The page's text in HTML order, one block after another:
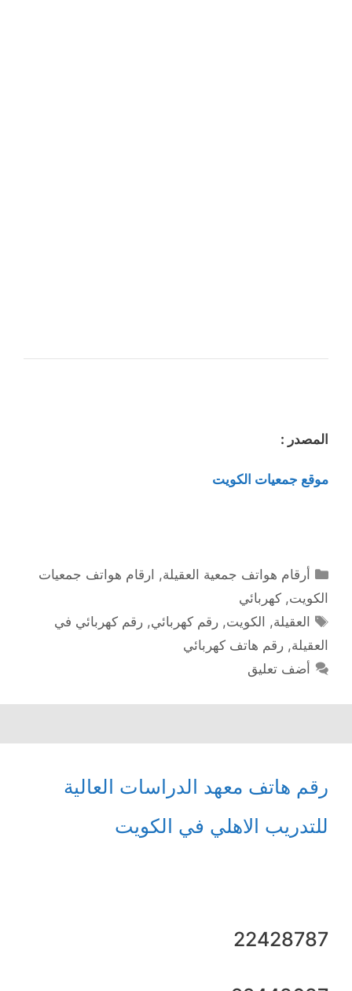
المصدر :
موقع جمعيات الكويت
التصنيفات
أرقام هواتف جمعية العقيلة, ارقام هواتف جمعيات
الكويت, كهربائي
الوسوم
العقيلة, الكويت,رقم كهربائي,رقم كهربائي في
العقيلة, رقم هاتف كهربائي
أضف تعليق
رقم هاتف معهد الدراسات العالية
للتدريب الاهلي في الكويت
22428787